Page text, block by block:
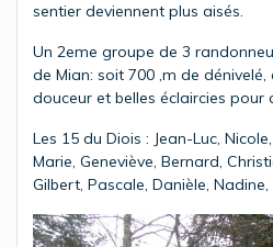
sentier deviennent plus aisés.
Un 2eme groupe de 3
de Mian: soit 700 ,m de
douceur et belles éclaircies pour
Les 15 du Diois : Jean-Luc,
Marie, Geneviève, Bernard,
Gilbert, Pascale, Danièle, Nadine,